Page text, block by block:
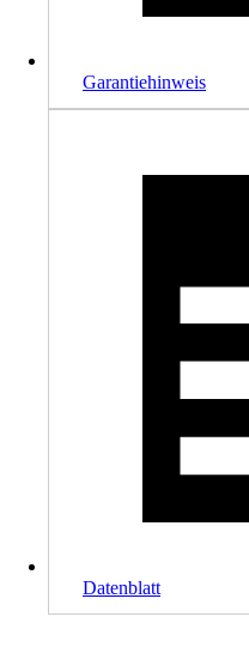
Garantiehinweis
Datenblatt